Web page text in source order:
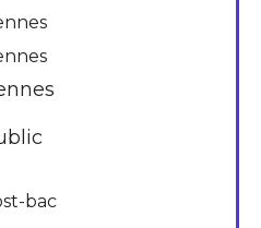
bac